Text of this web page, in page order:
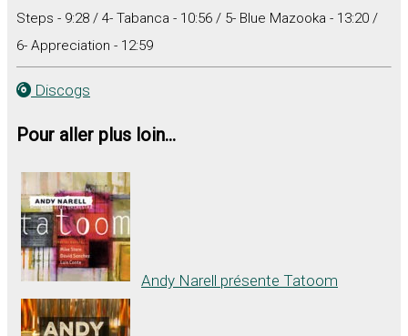
Steps - 9:28 / 4- Tabanca - 10:56 / 5- Blue Mazooka - 13:20 /
6- Appreciation - 12:59
Discogs
Pour aller plus loin...
Andy Narell présente Tatoom